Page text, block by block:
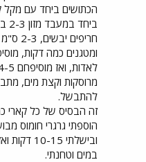
הכתושים ביחד עם מקל
מרוסקות וקצת מים,
להתבשל.
זה הבסיס של כל קארי
הוספתי גרגרי חומוס
ובישלתי
במים וטחנתי.